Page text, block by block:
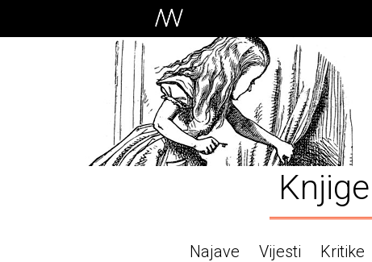
Knjige
Najave Vijesti Kritike